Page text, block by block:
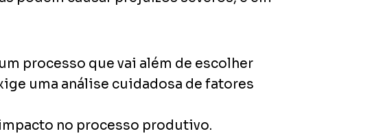
processo que vai além de escolher
uma análise cuidadosa de fatores
no processo produtivo.